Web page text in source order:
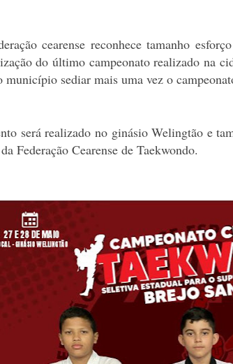
cearense reconhece tamanho
do último campeonato realizado na
município sediar mais uma vez o
será realizado no ginásio Welingtão e
Federação Cearense de Taekwondo.